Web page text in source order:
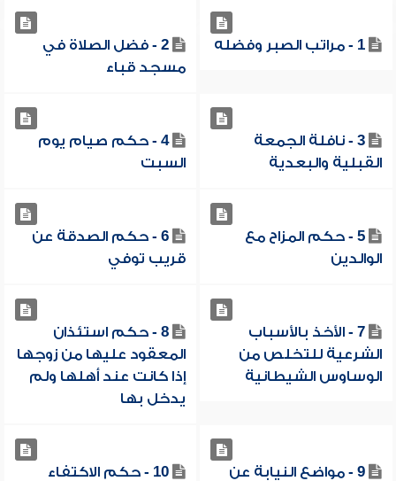
1 - مراتب الصبر وفضله
2 - فضل الصلاة في
مسجد قباء
3 - نافلة الجمعة
القبلية والبعدية
4 - حكم صيام يوم
السبت
5 - حكم المزاح مع
الوالدين
6 - حكم الصدقة عن
قريب توفي
7 - الأخذ بالأسباب
الشرعية للتخلص من
الوساوس الشيطانية
8 - حكم استئذان
المعقود عليها من زوجها
إذا كانت عند أهلها ولم
يدخل بها
9 - مواضع النيابة عن
10 - حكم الاكتفاء